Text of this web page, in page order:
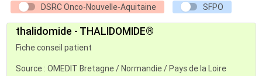
DSRC Onco-Nouvelle-Aquitaine
SFPO
thalidomide - THALIDOMIDE®
Fiche conseil patient
Source : OMEDIT Bretagne / Normandie / Pays de la Loire